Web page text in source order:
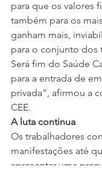
para que os valores
também para os
ganham mais,
para o conjunto dos
Será fim do Saúde
para a entrada de
privada”, afirmou a
CEE.
A luta continua
Os trabalhadores
manifestações até
apresentar uma